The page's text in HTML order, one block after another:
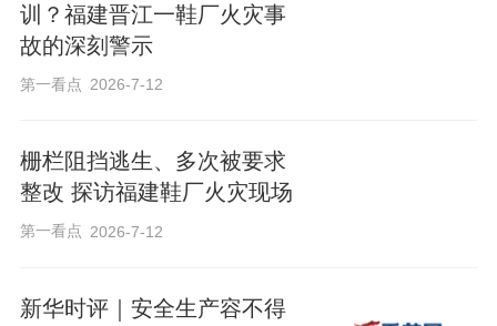
训？福建晋江一鞋厂火灾事
故的深刻警示
第一看点 2026-7-12
栅栏阻挡逃生、多次被要求
整改 探访福建鞋厂火灾现场
第一看点 2026-7-12
新华时评｜安全生产容不得